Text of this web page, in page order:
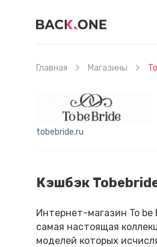
Главная Магазины
tobebride.ru
Кэшбэк
Интернет-магазин To be
самая настоящая
моделей которых